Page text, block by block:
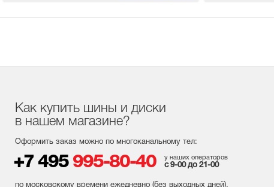
Как купить шины и диски
в нашем магазине?
Оформить заказ можно по многоканальному тел:
+7 495 995-80-40 у наших операторов
с 9-00 до 21-00
по московскому времени ежедневно (без выходных дней).